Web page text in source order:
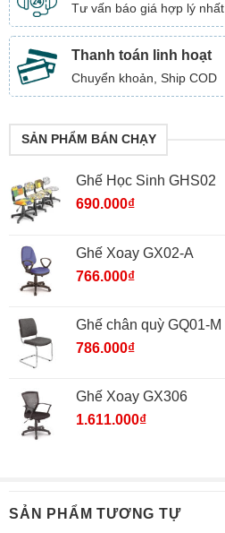
Tư vấn báo giá hợp lý nhất
Thanh toán linh hoạt
Chuyển khoản, Ship COD
SẢN PHẨM BÁN CHẠY
Ghế Học Sinh GHS02
690.000₫
Ghế Xoay GX02-A
766.000₫
Ghế chân quỳ GQ01-M
786.000₫
Ghế Xoay GX306
1.611.000₫
SẢN PHẨM TƯƠNG TỰ